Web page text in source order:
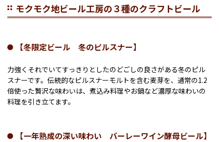
モクモク地ビール工房の３種のクラフトビール
【冬限定ビール 冬のピルスナー】
力強くそれでいてすっきりとしたのどごしの良さがある冬のピル
スナーです。伝統的なピルスナーモルトを含む麦芽を、通常の1.2
倍使った贅沢な味わいは、煮込み料理やお鍋など濃厚な味わいの
料理を引き立てます。
【一年熟成の深い味わい バーレーワイン酵母ビール】